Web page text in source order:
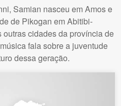
Samian nasceu em Amos e
de Pikogan em Abitibi-
cidades da província de
fala sobre a juventude
dessa geração.